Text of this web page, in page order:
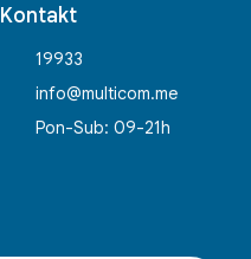
Kontakt
19933
info@multicom.me
Pon-Sub: 09-21h